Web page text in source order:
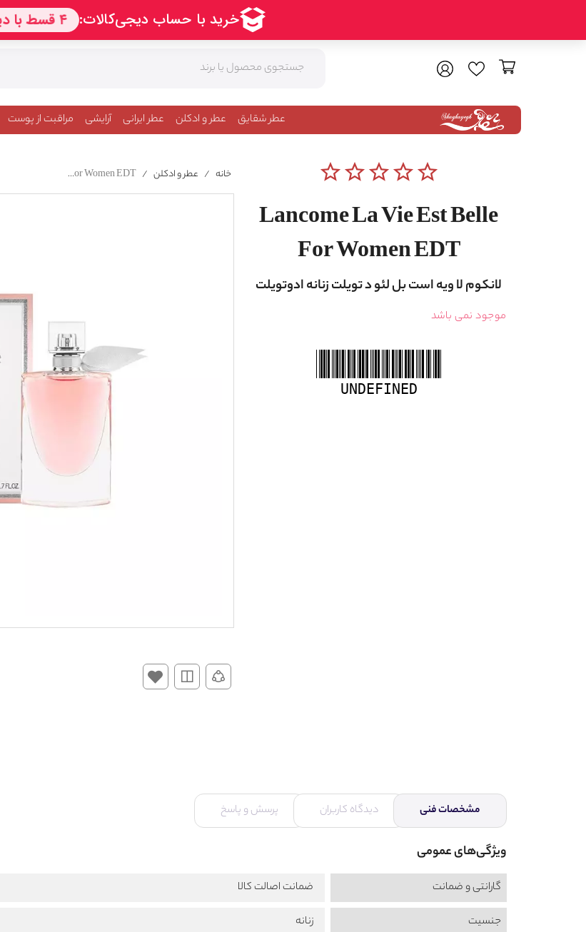
عطر شقایق عطر و ادکلن عطر ایرانی آرایشی مراقبت از پوست
star_borderstar_borderstar_borderstar_borderstar_border
Lancome La Vie Est Belle
For Women EDT
لانکوم لا ویه است بل لئو د تویلت زنانه ادوتویلت
موجود نمی باشد
UNDEFINED
خانه / عطر و ادکلن /
Lancome La Vie Est Belle For Women EDT
مشخصات فنی دیدگاه کاربران پرسش و پاسخ
ویژگی‌های عمومی
گارانتی و ضمانت
ضمانت اصالت کالا
جنسیت
زنانه